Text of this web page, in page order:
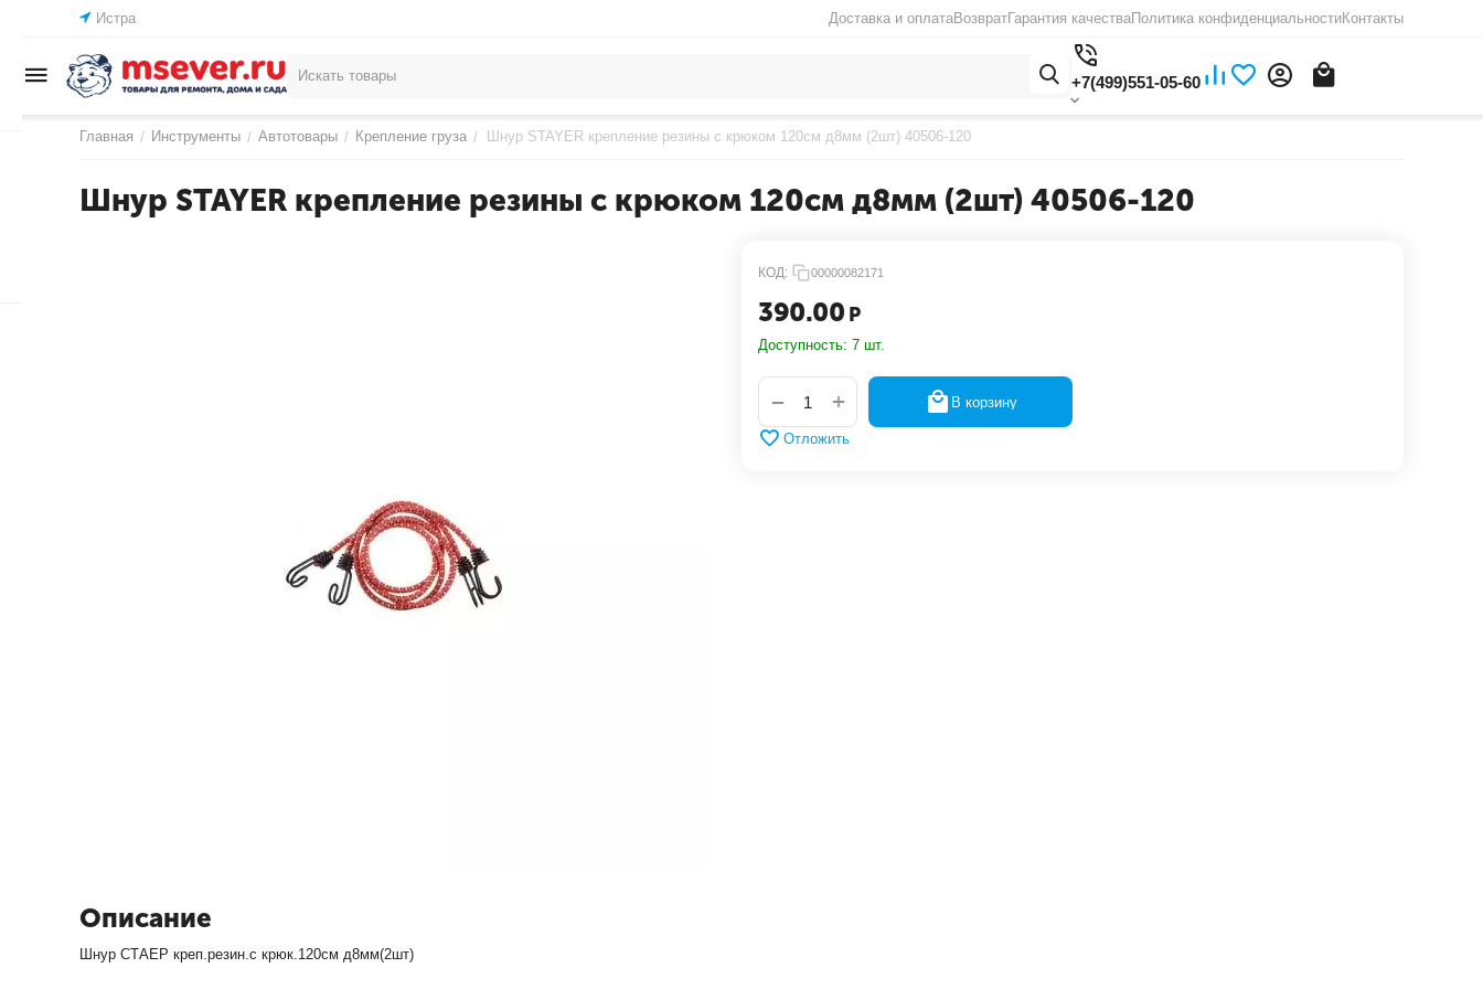
Истра Доставка и оплатаВозвратГарантия качестваПолитика конфиденциальностиКонтакты
+7(499)551-05-60
Главная / Инструменты / Автотовары / Крепление груза / Шнур STAYER крепление резины с крюком 120см д8мм (2шт) 40506-120
Шнур STAYER крепление резины с крюком 120см д8мм (2шт) 40506-120
КОД: 00000082171
390.00 Р
Доступность: 7 шт.
+
− В корзину
Отложить
Описание
Шнур СТАЕР креп.резин.с крюк.120см д8мм(2шт)